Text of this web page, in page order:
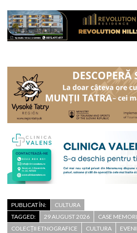
PUBLICAT ÎN:
CULTURA
TAGGED:
29 AUGUST 2026
CASE
COLECȚII ETNOGRAFICE
CULTURA